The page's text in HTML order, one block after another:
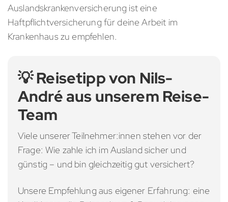
Auslandskrankenversicherung ist eine
Haftpflichtversicherung für deine Arbeit im
Krankenhaus zu empfehlen.
💡 Reisetipp von Nils-
André aus unserem Reise-
Team
Viele unserer Teilnehmer:innen stehen vor der
Frage: Wie zahle ich im Ausland sicher und
günstig – und bin gleichzeitig gut versichert?
Unsere Empfehlung aus eigener Erfahrung: eine